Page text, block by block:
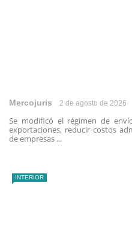
Mercojuris 2 de agosto de 2026
Se modificó el régimen de
exportaciones, reducir costos
de empresas ...
INTERIOR